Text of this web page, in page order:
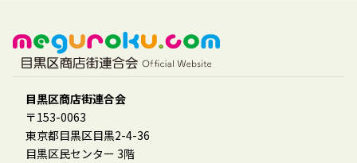
目黒区商店街連合会
〒153-0063
東京都目黒区目黒2-4-36
目黒区民センター 3階